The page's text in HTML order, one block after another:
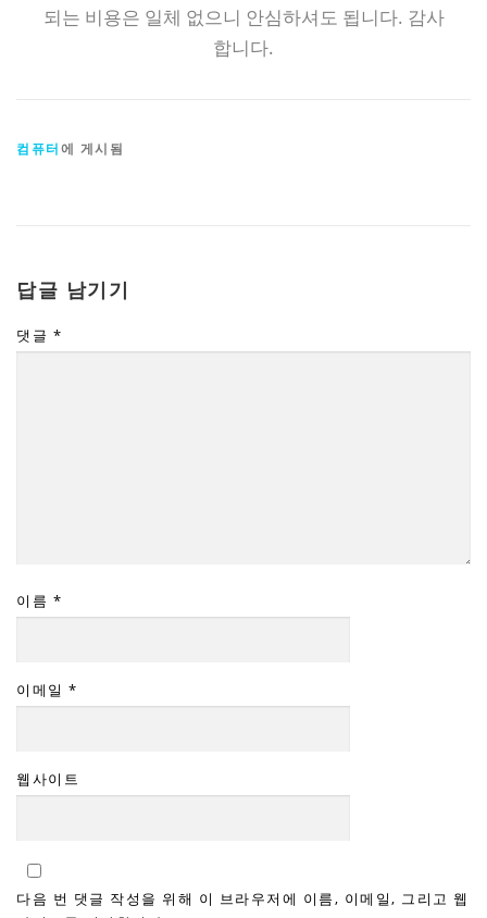
되는 비용은 일체 없으니 안심하셔도 됩니다. 감사
합니다.
컴퓨터에 게시됨
답글 남기기
댓글 *
이름 *
이메일 *
웹사이트
다음 번 댓글 작성을 위해 이 브라우저에 이름, 이메일, 그리고 웹